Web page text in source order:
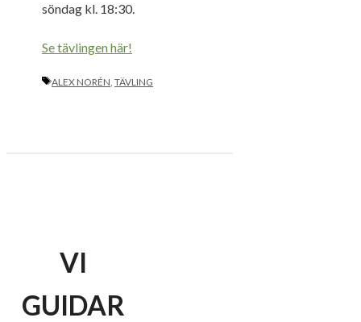
söndag kl. 18:30.
Se tävlingen här!
ETIKETTER
ALEX NORÉN TÄVLING
VI
GUIDAR